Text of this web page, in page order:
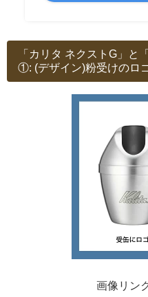
「カリタ ネクストG」と
①: (デザイン)粉受けのロ
画像リン